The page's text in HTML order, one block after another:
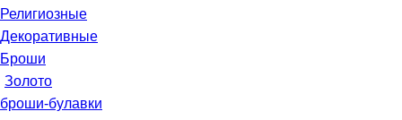
Религиозные
Декоративные
Броши
Золото
броши-булавки